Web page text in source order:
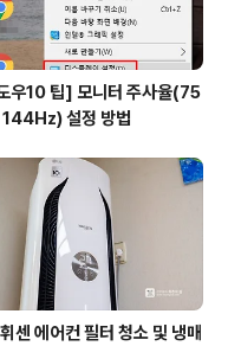
우10 팁] 모니터 주사율(75
설정 방법
센 에어컨 필터 청소 및 냉매